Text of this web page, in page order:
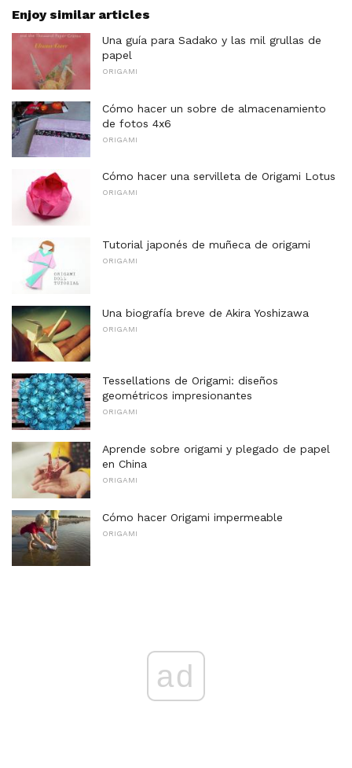
Enjoy similar articles
Una guía para Sadako y las mil grullas de
papel
ORIGAMI
Cómo hacer un sobre de almacenamiento
de fotos 4x6
ORIGAMI
Cómo hacer una servilleta de Origami Lotus
ORIGAMI
Tutorial japonés de muñeca de origami
ORIGAMI
Una biografía breve de Akira Yoshizawa
ORIGAMI
Tessellations de Origami: diseños
geométricos impresionantes
ORIGAMI
Aprende sobre origami y plegado de papel
en China
ORIGAMI
Cómo hacer Origami impermeable
ORIGAMI
ad